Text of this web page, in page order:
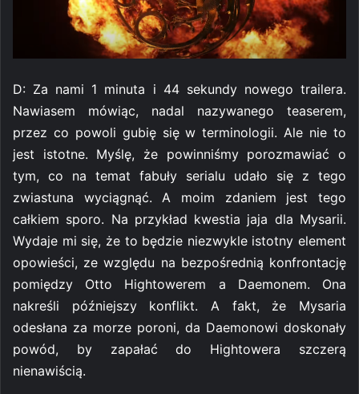
D: Za nami 1 minuta i 44 sekundy nowego trailera.
Nawiasem mówiąc, nadal nazywanego teaserem,
przez co powoli gubię się w terminologii. Ale nie to
jest istotne. Myślę, że powinniśmy porozmawiać o
tym, co na temat fabuły serialu udało się z tego
zwiastuna wyciągnąć. A moim zdaniem jest tego
całkiem sporo. Na przykład kwestia jaja dla Mysarii.
Wydaje mi się, że to będzie niezwykle istotny element
opowieści, ze względu na bezpośrednią konfrontację
pomiędzy Otto Hightowerem a Daemonem. Ona
nakreśli późniejszy konflikt. A fakt, że Mysaria
odesłana za morze poroni, da Daemonowi doskonały
powód, by zapałać do Hightowera szczerą
nienawiścią.